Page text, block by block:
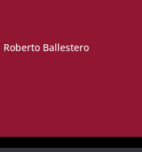
Roberto Ballestero